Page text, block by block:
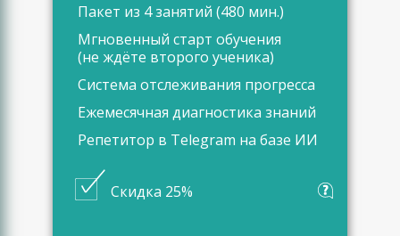
Пакет из 4 занятий (480 мин.)
Мгновенный старт обучения
(не ждёте второго ученика)
Система отслеживания прогресса
Ежемесячная диагностика знаний
Репетитор в Telegram на базе ИИ
Скидка 25%